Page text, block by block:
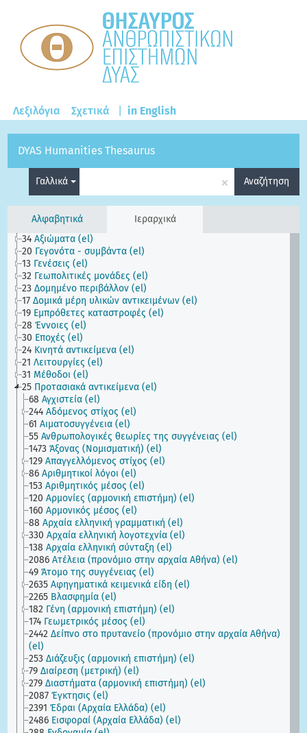
in English
Λεξιλόγια Σχετικά
DYAS Humanities Thesaurus
Γαλλικά × Αναζήτηση
Αλφαβητικά
Ιεραρχικά
34 Αξιώματα (el)
20 Γεγονότα - συμβάντα (el)
13 Γενέσεις (el)
32 Γεωπολιτικές μονάδες (el)
23 Δομημένο περιβάλλον (el)
17 Δομικά μέρη υλικών αντικειμένων (el)
19 Εμπρόθετες καταστροφές (el)
28 Έννοιες (el)
30 Εποχές (el)
24 Κινητά αντικείμενα (el)
21 Λειτουργίες (el)
31 Μέθοδοι (el)
25 Προτασιακά αντικείμενα (el)
68 Αγχιστεία (el)
244 Αδόμενος στίχος (el)
61 Αιματοσυγγένεια (el)
55 Ανθρωπολογικές θεωρίες της συγγένειας (el)
1473 Άξονας (Νομισματική) (el)
129 Απαγγελλόμενος στίχος (el)
86 Αριθμητικοί λόγοι (el)
153 Αριθμητικός μέσος (el)
120 Αρμονίες (αρμονική επιστήμη) (el)
160 Αρμονικός μέσος (el)
88 Αρχαία ελληνική γραμματική (el)
330 Αρχαία ελληνική λογοτεχνία (el)
138 Αρχαία ελληνική σύνταξη (el)
2086 Ατέλεια (προνόμιο στην αρχαία Αθήνα) (el)
49 Άτομο της συγγένειας (el)
2635 Αφηγηματικά κειμενικά είδη (el)
2265 Βλασφημία (el)
182 Γένη (αρμονική επιστήμη) (el)
174 Γεωμετρικός μέσος (el)
2442 Δείπνο στο πρυτανείο (προνόμιο στην αρχαία Αθήνα)
(el)
253 Διάζευξις (αρμονική επιστήμη) (el)
79 Διαίρεση (μετρική) (el)
279 Διαστήματα (αρμονική επιστήμη) (el)
2087 Έγκτησις (el)
2391 Έδραι (Aρχαία Eλλάδα) (el)
2486 Εισφοραί (Αρχαία Ελλάδα) (el)